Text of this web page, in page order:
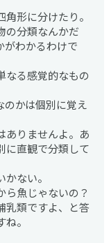
形に分けたり。
の分類なんかだ
がわかるわけで
なる感覚的なもの
のかは個別に覚え
ありませんよ。あ
に直観で分類して
ない。
ら魚じゃないの？
乳類ですよ、と答
。